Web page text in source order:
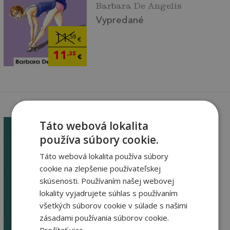
11,58€
11 ,35€
Barbara De Angelis
Vypredané
2,99€
2 ,96€
Spýtajte sa Barbary
Barbara De Angelis
Vypredané
Táto webová lokalita
používa súbory cookie.
Táto webová lokalita používa súbory
cookie na zlepšenie používateľskej
skúsenosti. Používaním našej webovej
lokality vyjadrujete súhlas s používaním
všetkých súborov cookie v súlade s našimi
zásadami používania súborov cookie.